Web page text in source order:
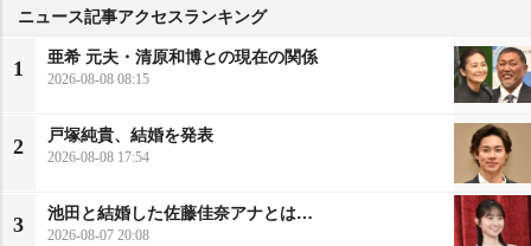
ニュース記事アクセスランキング
1
亜希 元夫・清原和博との現在の関係
2026-08-08 08:15
2
戸塚純貴、結婚を発表
2026-08-08 17:54
3
池田と結婚した佐藤佳奈アナとは…
2026-08-07 20:08